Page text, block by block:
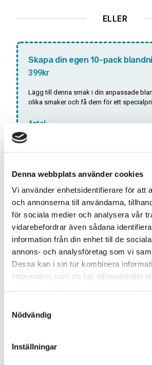
Denna webbplats använder cookies
Vi använder enhetsidentifierare för att
och annonserna till användarna,
för sociala medier och analysera vår
vidarebefordrar även sådana
information från din enhet till de
annons- och analysföretag som vi
Dessa kan i sin tur kombinera
information som du har tillhandahållit
Nödvändig
Inställningar
ELLER
Skapa din egen 10-pack
399kr
Lägg till denna smak i din anpassade
olika smaker och få dem för ett
Antal:
*Gäller endastALL WHITEdosor
Beställningar innan 12.00 skickas samma
Leverans 1-3 arbetsdagar
Artikelnr
TSWSKU-
Format
Smak